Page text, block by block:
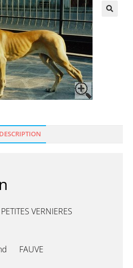
DESCRIPTION
VERNIERES
FAUVE